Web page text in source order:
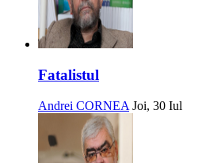
Fatalistul
Andrei CORNEA Joi, 30 Iul